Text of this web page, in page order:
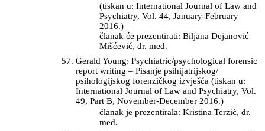
(tiskan u: International Journal of Law and
Psychiatry, Vol. 44, January-February
2016.)
članak će prezentirati: Biljana Dejanović
Mišćević, dr. med.
Gerald Young: Psychiatric/psychological forensic
report writing – Pisanje psihijatrijskog/
psihologijskog forenzičkog izvješća (tiskan u:
International Journal of Law and Psychiatry, Vol.
49, Part B, November-December 2016.)
članak je prezentirala: Kristina Terzić, dr.
med.